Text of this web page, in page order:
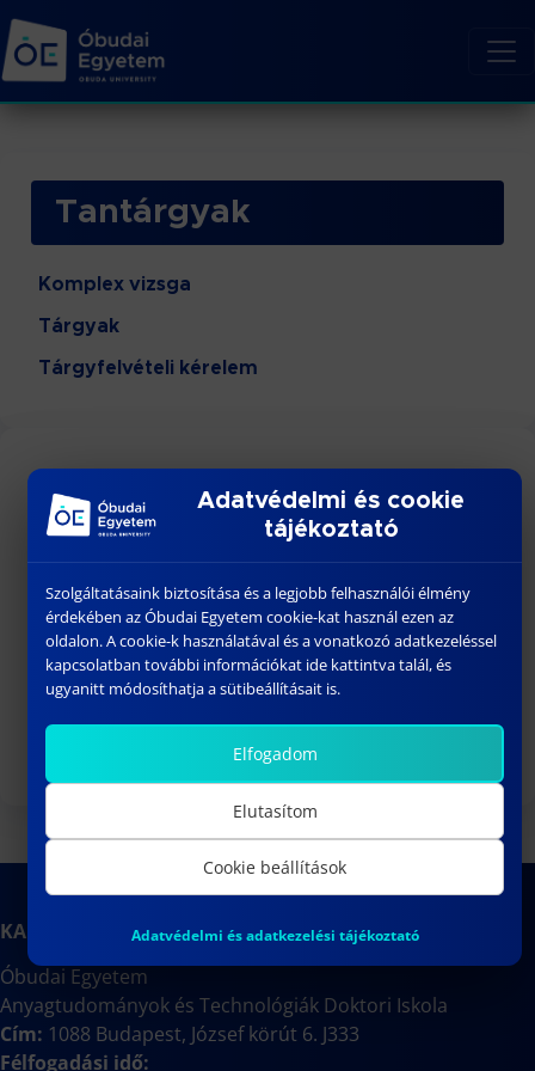
Tantárgyak
Komplex vizsga
Tárgyak
Tárgyfelvételi kérelem
TOVÁBBI LINKEK
Felvételi felhívás
Doktori védések
Habilitációk
Kooperatív Doktori Program (KDP)
Hasznos linkek
KAPCSOLAT
Óbudai Egyetem
Anyagtudományok és Technológiák Doktori Iskola
Cím: 1088 Budapest, József körút 6. J333
Félfogadási idő:
Adatvédelmi és cookie
tájékoztató
Szolgáltatásaink biztosítása és a legjobb felhasználói élmény
érdekében az Óbudai Egyetem cookie-kat használ ezen az
oldalon. A cookie-k használatával és a vonatkozó adatkezeléssel
kapcsolatban további információkat ide kattintva talál, és
ugyanitt módosíthatja a sütibeállításait is.
Elfogadom
Elutasítom
Cookie beállítások
Adatvédelmi és adatkezelési tájékoztató